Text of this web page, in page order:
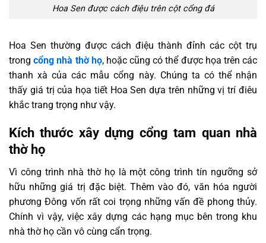
Hoa Sen được cách điệu trên cột cổng đá
Hoa Sen thường được cách điệu thành đỉnh các cột trụ
trongcổng nhà thờ họ, hoặc cũng có thể được họa trên các
thanh xà của các mẫu cổng này. Chúng ta có thể nhận
thấy giá trị của họa tiết Hoa Sen dựa trên những vị trí điêu
khắc trang trọng như vậy.
Kích thước xây dựng cổng tam quan nhà
thờ họ
Vì công trình nhà thờ họ là một công trình tín ngưỡng sở
hữu những giá trị đặc biệt. Thêm vào đó, văn hóa người
phương Đông vốn rất coi trọng những vấn đề phong thủy.
Chính vì vậy, việc xây dựng các hạng mục bên trong khu
nhà thờ họ cần vô cùng cẩn trọng.